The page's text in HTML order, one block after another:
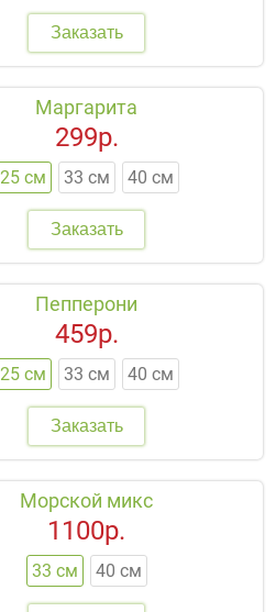
Заказать
Маргарита
25 см 33 см 40 см
299р.
Заказать
Пепперони
25 см 33 см 40 см
459р.
Заказать
Морской микс
33 см 40 см
1100р.